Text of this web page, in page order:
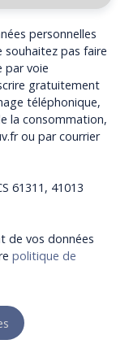
personnelles
souhaitez pas faire
par voie
gratuitement
téléphonique,
la consommation,
ou par courrier
61311, 41013
de vos données
politique de